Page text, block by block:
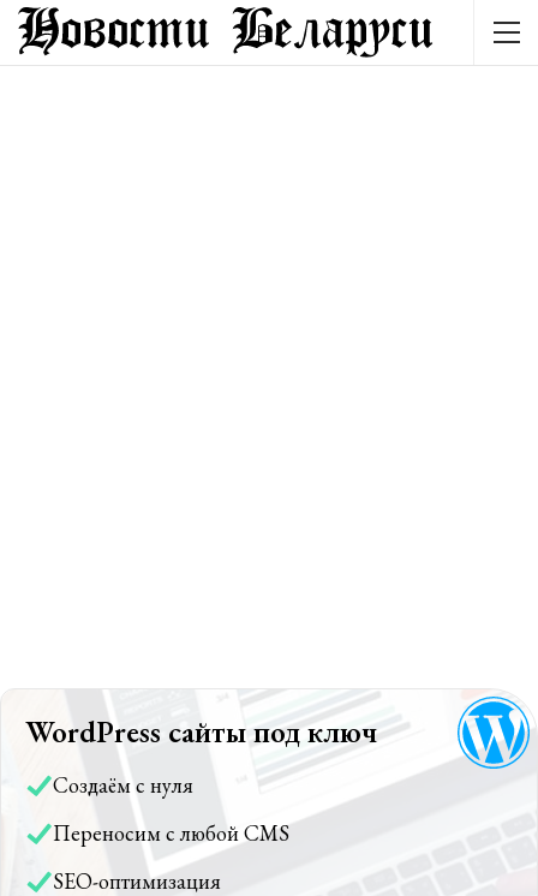
WordPress сайты под ключ
Создаём с нуля
Переносим с любой CMS
SEO-оптимизация